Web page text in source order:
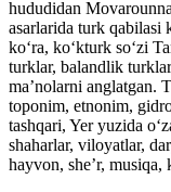
hududidan
asarlarida turk qabilasi
ko‘ra, ko‘kturk so‘zi
turklar, balandlik
ma’nolarni anglatgan.
toponim, etnonim,
tashqari, Yer yuzida
shaharlar, viloyatlar,
hayvon, she’r,